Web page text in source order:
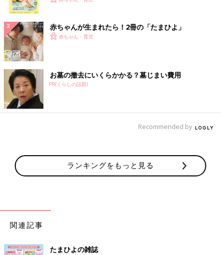
赤ちゃんが生まれたら！2冊の「たまひよ」
赤ちゃん・育児
お墓の撤去にいくらかかる？墓じまい費用
PR(くらしの話題)
Recommended by
ランキングをもっと見る
関連記事
たまひよの雑誌